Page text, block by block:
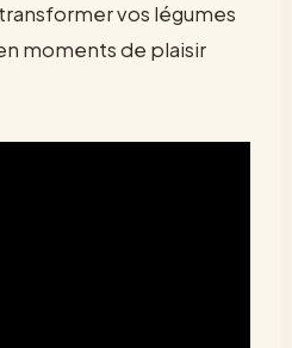
vos légumes
moments de plaisir